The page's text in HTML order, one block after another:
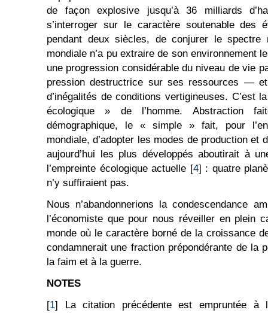
de façon explosive jusqu’à 36 milliards
s’interroger sur le caractère soutenable des
pendant deux siècles, de conjurer le spectre
mondiale n’a pu extraire de son environnement
une progression considérable du niveau de vie
pression destructrice sur ses ressources —
d’inégalités de conditions vertigineuses. C’est
écologique » de l’homme. Abstraction
démographique, le « simple » fait, pour
mondiale, d’adopter les modes de production et
aujourd’hui les plus développés aboutirait à
l’empreinte écologique actuelle [4] : quatre
n’y suffiraient pas.
Nous n’abandonnerions la condescendance
l’économiste que pour nous réveiller en plein
monde où le caractère borné de la croissance
condamnerait une fraction prépondérante de la
la faim et à la guerre.
NOTES
[1] La citation précédente est empruntée à